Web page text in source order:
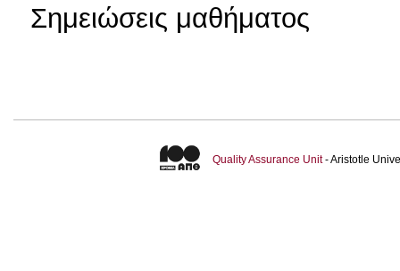
Σημειώσεις μαθήματος
Quality Assurance Unit- Aristotle